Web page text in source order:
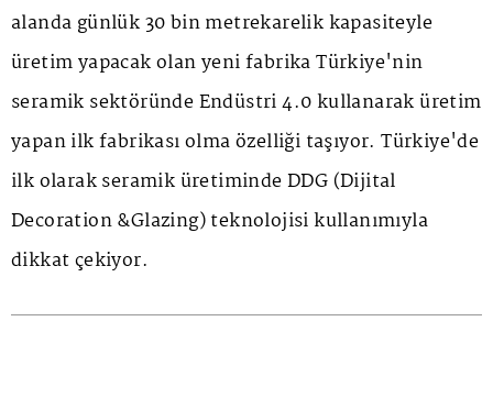
alanda günlük 30 bin metrekarelik kapasiteyle
üretim yapacak olan yeni fabrika Türkiye'nin
seramik sektöründe Endüstri 4.0 kullanarak üretim
yapan ilk fabrikası olma özelliği taşıyor. Türkiye'de
ilk olarak seramik üretiminde DDG (Dijital
Decoration &Glazing) teknolojisi kullanımıyla
dikkat çekiyor.